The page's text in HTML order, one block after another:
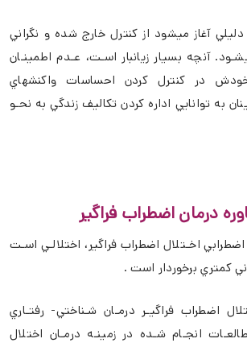
آغاز ميشود از كنترل خارج شده و نگراني
آنچه بسيار زيانبار اسـت، عـدم اطمينـان
خودش در كنترل كردن احساسات واكنشهاي
به توانايي اداره كردن تكاليف زندگي به نحـو
درمان اضطراب فراگیر
اخـتلال اضطراب فراگير، اختلالـي اسـت
كمتري برخوردار است .
اضطراب فراگيـر درمـان شـناختي- رفتـاري
انجـام شـده در زمينـه درمـان اختلال